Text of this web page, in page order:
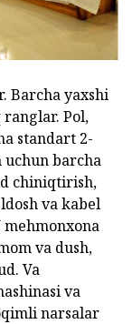
Barcha yaxshi
Pol,
standart 2-
uchun barcha
chiniqtirish,
va kabel
va dush,
Va
va
narsalar